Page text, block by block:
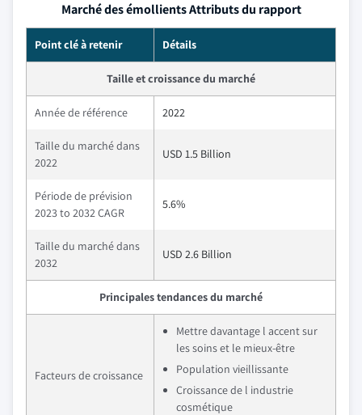
Marché des émollients Attributs du rapport
Point clé à retenir Détails
Taille et croissance du marché
Année de référence 2022
Taille du marché dans
2022
USD 1.5 Billion
Période de prévision
2023 to 2032 CAGR
5.6%
Taille du marché dans
2032
USD 2.6 Billion
Principales tendances du marché
Facteurs de croissance
Mettre davantage l accent sur
les soins et le mieux-être
Population vieillissante
Croissance de l industrie
cosmétique